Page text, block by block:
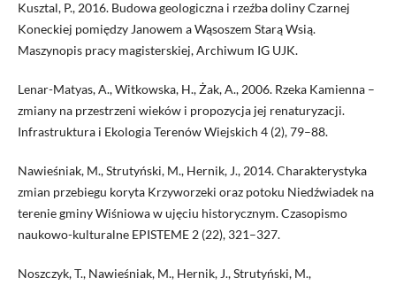
Kusztal, P., 2016. Budowa geologiczna i rzeźba doliny Czarnej
Koneckiej pomiędzy Janowem a Wąsoszem Starą Wsią.
Maszynopis pracy magisterskiej, Archiwum IG UJK.
Lenar-Matyas, A., Witkowska, H., Żak, A., 2006. Rzeka Kamienna –
zmiany na przestrzeni wieków i propozycja jej renaturyzacji.
Infrastruktura i Ekologia Terenów Wiejskich 4 (2), 79–88.
Nawieśniak, M., Strutyński, M., Hernik, J., 2014. Charakterystyka
zmian przebiegu koryta Krzyworzeki oraz potoku Niedźwiadek na
terenie gminy Wiśniowa w ujęciu historycznym. Czasopismo
naukowo-kulturalne EPISTEME 2 (22), 321–327.
Noszczyk, T., Nawieśniak, M., Hernik, J., Strutyński, M.,